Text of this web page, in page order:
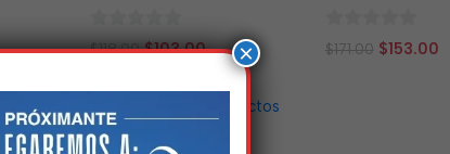
0
5
$118.00 $103.00
0
$171.00 $153.00
Cargar más productos
×